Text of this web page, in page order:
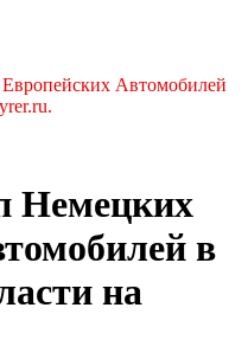
Автомобилей
Немецких
в
на